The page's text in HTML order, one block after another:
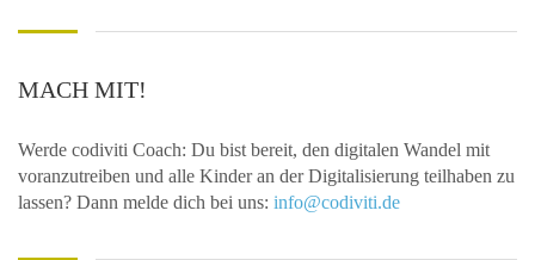
MACH MIT!
Werde codiviti Coach: Du bist bereit, den digitalen Wandel mit
voranzutreiben und alle Kinder an der Digitalisierung teilhaben zu
lassen? Dann melde dich bei uns: info@codiviti.de